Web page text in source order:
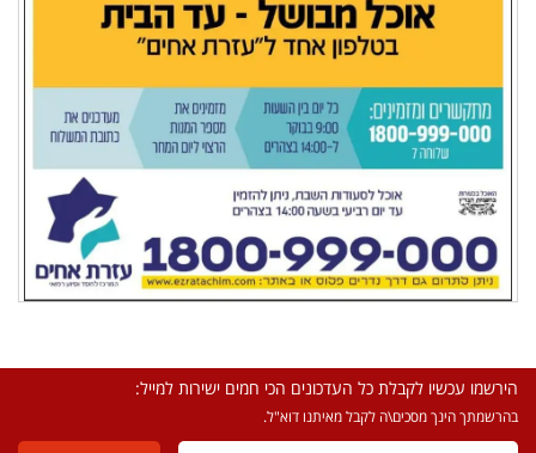
הירשמו עכשיו לקבלת כל העדכונים הכי חמים ישירות למייל:
בהרשמתך הינך מסכים\ה לקבל מאיתנו דוא"ל.